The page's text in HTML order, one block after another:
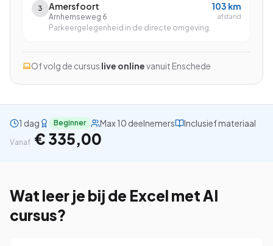
Gratis studiegids downloaden
4.8/5 15.000+ deelnemers
3 Amersfoort
Arnhemseweg 6
Parkeergelegenheid in de directe omgeving.
103 km
afstand
Of volg de cursus live onlinevanuit Enschede
1 dag Beginner Max 10 deelnemers Inclusief materiaal
Vanaf € 335,00
Wat leer je bij de Excel met AI
cursus?